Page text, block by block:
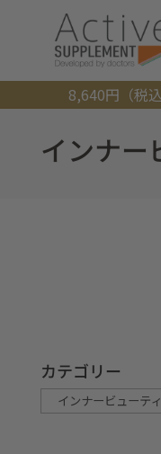
8,640円（税
インナー
カテゴリー